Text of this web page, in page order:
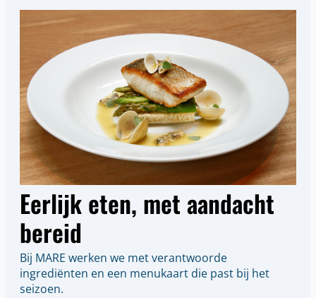
Eerlijk eten, met aandacht
bereid
Bij MARE werken we met verantwoorde
ingrediënten en een menukaart die past bij het
seizoen.